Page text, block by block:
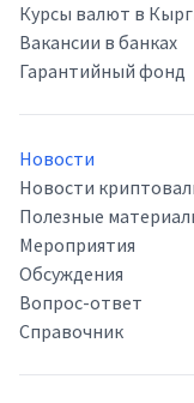
Курсы валют в
Вакансии в банках
Гарантийный фонд
Новости
Новости
Полезные
Мероприятия
Обсуждения
Вопрос-ответ
Справочник